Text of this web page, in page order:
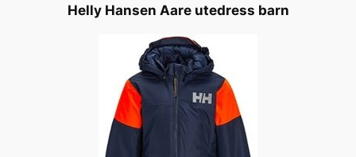
Helly Hansen Aare utedress barn